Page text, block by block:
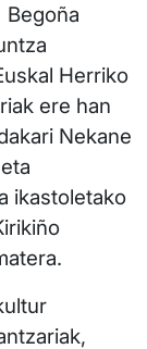
Herriko
ere han
Nekane
ikastoletako